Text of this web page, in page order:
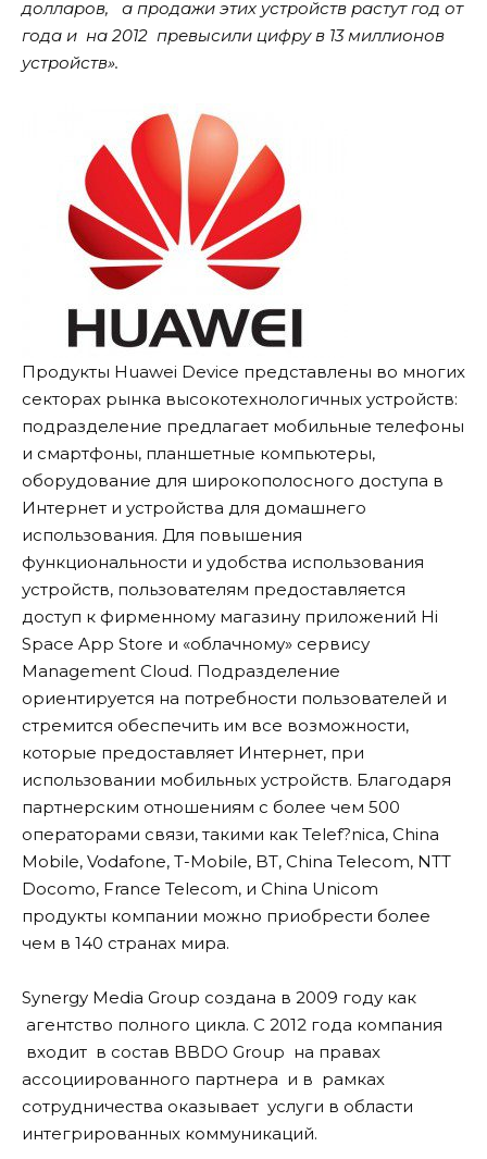
долларов, а продажи этих устройств растут год от
года и на 2012 превысили цифру в 13 миллионов
устройств».
Продукты Huawei Device представлены во многих
секторах рынка высокотехнологичных устройств:
подразделение предлагает мобильные телефоны
и смартфоны, планшетные компьютеры,
оборудование для широкополосного доступа в
Интернет и устройства для домашнего
использования. Для повышения
функциональности и удобства использования
устройств, пользователям предоставляется
доступ к фирменному магазину приложений Hi
Space App Store и «облачному» сервису
Management Cloud. Подразделение
ориентируется на потребности пользователей и
стремится обеспечить им все возможности,
которые предоставляет Интернет, при
использовании мобильных устройств. Благодаря
партнерским отношениям с более чем 500
операторами связи, такими как Telef?nica, China
Mobile, Vodafone, T-Mobile, BT, China Telecom, NTT
Docomo, France Telecom, и China Unicom
продукты компании можно приобрести более
чем в 140 странах мира.
Synergy Media Group создана в 2009 году как
агентство полного цикла. С 2012 года компания
входит в состав BBDO Group на правах
ассоциированного партнера и в рамках
сотрудничества оказывает услуги в области
интегрированных коммуникаций.